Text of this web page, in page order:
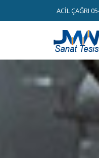
ACİL ÇAĞRI